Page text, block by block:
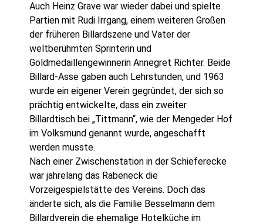
Auch Heinz Grave war wieder dabei und spielte
Partien mit Rudi Irrgang, einem weiteren Großen
der früheren Billardszene und Vater der
weltberühmten Sprinterin und
Goldmedaillengewinnerin Annegret Richter. Beide
Billard-Asse gaben auch Lehrstunden, und 1963
wurde ein eigener Verein gegründet, der sich so
prächtig entwickelte, dass ein zweiter
Billardtisch bei „Tittmann“, wie der Mengeder Hof
im Volksmund genannt wurde, angeschafft
werden musste.
Nach einer Zwischenstation in der Schieferecke
war jahrelang das Rabeneck die
Vorzeigespielstätte des Vereins. Doch das
änderte sich, als die Familie Besselmann dem
Billardverein die ehemalige Hotelküche im